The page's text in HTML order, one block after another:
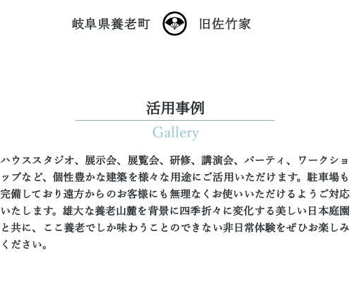
​岐阜県養老町 旧佐竹家
​活用事例
Gallery
ハウススタジオ、展示会、展覧会、研修、講演会、パーティ、ワークショ
ップなど、個性豊かな建築を様々な用途にご活用いただけます。駐車場も
完備しており遠方からのお客様にも無理なくお使いいただけるようご対応
いたします。雄大な養老山麓を背景に四季折々に変化する美しい日本庭園
と共に、ここ養老でしか味わうことのできない非日常体験をぜひお楽しみ
ください。